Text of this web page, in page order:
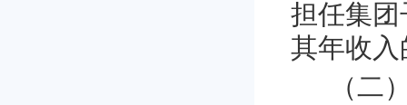
担任集
其年收入
（二